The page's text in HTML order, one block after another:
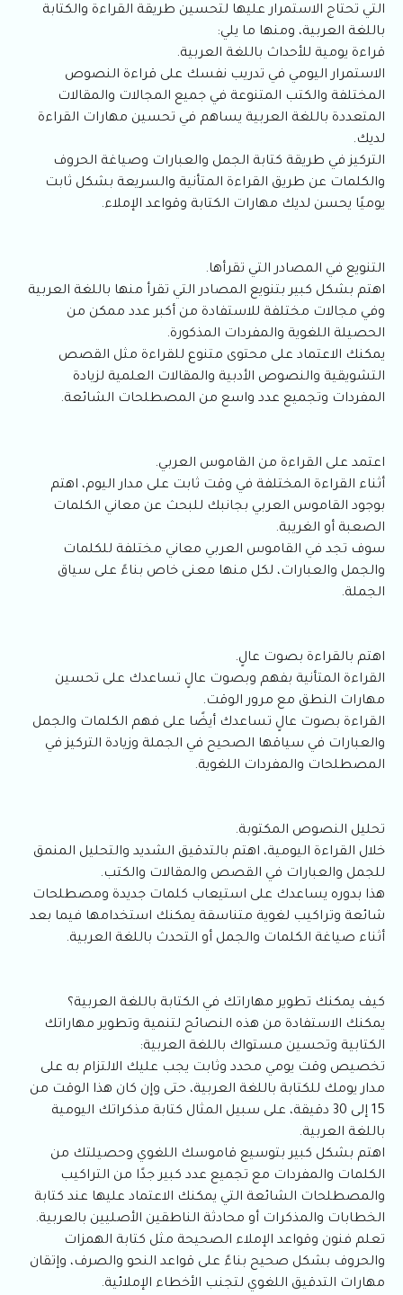
التي تحتاج الاستمرار عليها لتحسين طريقة القراءة والكتابة
باللغة العربية، ومنها ما يلي:
قراءة يومية للأحداث باللغة العربية.
الاستمرار اليومي في تدريب نفسك على قراءة النصوص
المختلفة والكتب المتنوعة في جميع المجالات والمقالات
المتعددة باللغة العربية يساهم في تحسين مهارات القراءة
لديك.
التركيز في طريقة كتابة الجمل والعبارات وصياغة الحروف
والكلمات عن طريق القراءة المتأنية والسريعة بشكل ثابت
يوميًا يحسن لديك مهارات الكتابة وقواعد الإملاء.
التنويع في المصادر التي تقرأها.
اهتم بشكل كبير بتنويع المصادر التي تقرأ منها باللغة العربية
وفي مجالات مختلفة للاستفادة من أكبر عدد ممكن من
الحصيلة اللغوية والمفردات المذكورة.
يمكنك الاعتماد على محتوى متنوع للقراءة مثل القصص
التشويقية والنصوص الأدبية والمقالات العلمية لزيادة
المفردات وتجميع عدد واسع من المصطلحات الشائعة.
اعتمد على القراءة من القاموس العربي.
أثناء القراءة المختلفة في وقت ثابت على مدار اليوم، اهتم
بوجود القاموس العربي بجانبك للبحث عن معاني الكلمات
الصعبة أو الغريبة.
سوف تجد في القاموس العربي معاني مختلفة للكلمات
والجمل والعبارات، لكل منها معنى خاص بناءً على سياق
الجملة.
اهتم بالقراءة بصوت عالٍ.
القراءة المتأنية بفهم وبصوت عالٍ تساعدك على تحسين
مهارات النطق مع مرور الوقت.
القراءة بصوت عالٍ تساعدك أيضًا على فهم الكلمات والجمل
والعبارات في سياقها الصحيح في الجملة وزيادة التركيز في
المصطلحات والمفردات اللغوية.
تحليل النصوص المكتوبة.
خلال القراءة اليومية، اهتم بالتدقيق الشديد والتحليل المنمق
للجمل والعبارات في القصص والمقالات والكتب.
هذا بدوره يساعدك على استيعاب كلمات جديدة ومصطلحات
شائعة وتراكيب لغوية متناسقة يمكنك استخدامها فيما بعد
أثناء صياغة الكلمات والجمل أو التحدث باللغة العربية.
كيف يمكنك تطوير مهاراتك في الكتابة باللغة العربية؟
يمكنك الاستفادة من هذه النصائح لتنمية وتطوير مهاراتك
الكتابية وتحسين مستواك باللغة العربية:
تخصيص وقت يومي محدد وثابت يجب عليك الالتزام به على
مدار يومك للكتابة باللغة العربية، حتى وإن كان هذا الوقت من
15 إلى 30 دقيقة، على سبيل المثال كتابة مذكراتك اليومية
باللغة العربية.
اهتم بشكل كبير بتوسيع قاموسك اللغوي وحصيلتك من
الكلمات والمفردات مع تجميع عدد كبير جدًا من التراكيب
والمصطلحات الشائعة التي يمكنك الاعتماد عليها عند كتابة
الخطابات والمذكرات أو محادثة الناطقين الأصليين بالعربية.
تعلم فنون وقواعد الإملاء الصحيحة مثل كتابة الهمزات
والحروف بشكل صحيح بناءً على قواعد النحو والصرف، وإتقان
مهارات التدقيق اللغوي لتجنب الأخطاء الإملائية.